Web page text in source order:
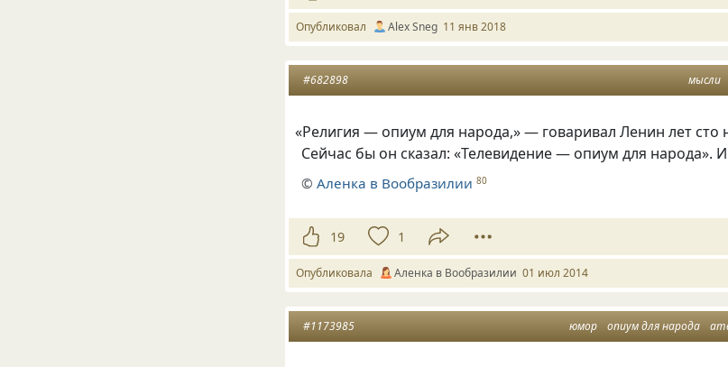
Опубликовал Alex Sneg 11 янв 2018
мысли
#682898
«Религия — опиум для народа,» — говаривал Ленин лет сто
Сейчас бы он сказал: «Телевидение — опиум для народа».
©Аленка в Вообразилии 80
19 1
Опубликовала Аленка в Вообразилии 01 июл 2014
юмор опиум для народа
#1173985